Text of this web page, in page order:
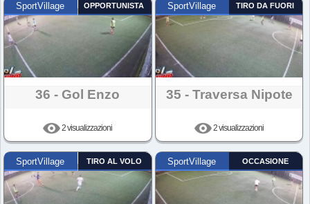
SportVillage OPPORTUNISTA
36 - Gol Enzo
2 visualizzazioni
SportVillage TIRO DA FUORI
35 - Traversa Nipote
2 visualizzazioni
SportVillage TIRO AL VOLO SportVillage OCCASIONE